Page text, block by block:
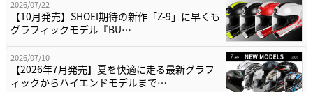
2026/07/22
【10月発売】SHOEI期待の新作「Z-9」に早くも
グラフィックモデル『BU…
2026/07/10
【2026年7月発売】夏を快適に走る最新グラフ
ィックからハイエンドモデルまで…